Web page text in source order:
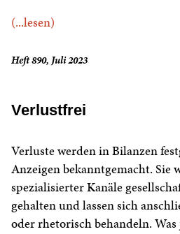
(...lesen)
Heft 890, Juli 2023
Verlustfrei
Verluste werden in Bilanzen
Anzeigen bekanntgemacht. Sie
spezialisierter Kanäle
gehalten und lassen sich
oder rhetorisch behandeln.